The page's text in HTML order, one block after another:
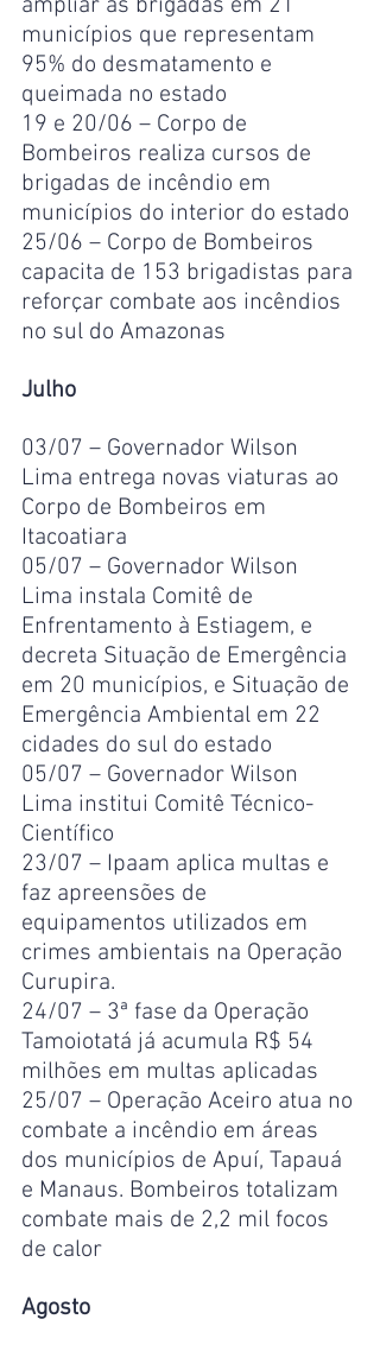
ampliar as brigadas em 21
municípios que representam
95% do desmatamento e
queimada no estado
19 e 20/06 – Corpo de
Bombeiros realiza cursos de
brigadas de incêndio em
municípios do interior do estado
25/06 – Corpo de Bombeiros
capacita de 153 brigadistas para
reforçar combate aos incêndios
no sul do Amazonas
Julho
03/07 – Governador Wilson
Lima entrega novas viaturas ao
Corpo de Bombeiros em
Itacoatiara
05/07 – Governador Wilson
Lima instala Comitê de
Enfrentamento à Estiagem, e
decreta Situação de Emergência
em 20 municípios, e Situação de
Emergência Ambiental em 22
cidades do sul do estado
05/07 – Governador Wilson
Lima institui Comitê Técnico-
Científico
23/07 – Ipaam aplica multas e
faz apreensões de
equipamentos utilizados em
crimes ambientais na Operação
Curupira.
24/07 – 3ª fase da Operação
Tamoiotatá já acumula R$ 54
milhões em multas aplicadas
25/07 – Operação Aceiro atua no
combate a incêndio em áreas
dos municípios de Apuí, Tapauá
e Manaus. Bombeiros totalizam
combate mais de 2,2 mil focos
de calor
Agosto